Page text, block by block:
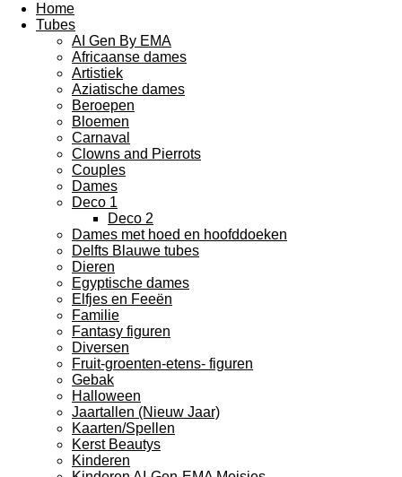
Home
Tubes
AI Gen By EMA
Africaanse dames
Artistiek
Aziatische dames
Beroepen
Bloemen
Carnaval
Clowns and Pierrots
Couples
Dames
Deco 1
Deco 2
Dames met hoed en hoofddoeken
Delfts Blauwe tubes
Dieren
Egyptische dames
Elfjes en Feeën
Familie
Fantasy figuren
Diversen
Fruit-groenten-etens- figuren
Gebak
Halloween
Jaartallen (Nieuw Jaar)
Kaarten/Spellen
Kerst Beautys
Kinderen